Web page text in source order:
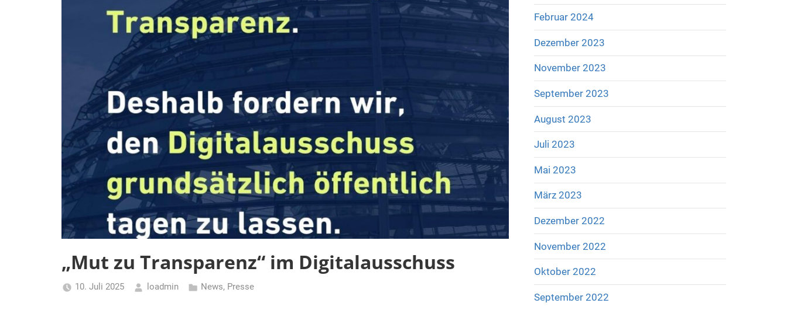
„Mut zu Transparenz“ im Digitalausschuss
10. Juli 2025 loadmin News, Presse
Februar 2024
Dezember 2023
November 2023
September 2023
August 2023
Juli 2023
Mai 2023
März 2023
Dezember 2022
November 2022
Oktober 2022
September 2022